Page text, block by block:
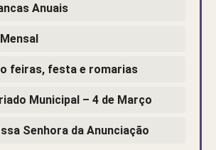
Anuais
feiras, festa e romarias
Municipal – 4 de Março
Senhora da Anunciação